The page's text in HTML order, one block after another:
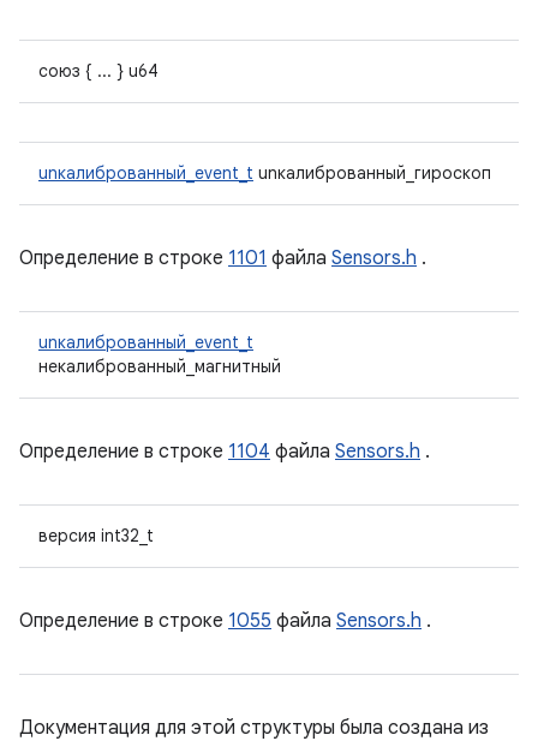
союз { ... } u64
unкалиброванный_event_t unкалиброванный_гироскоп
Определение в строке 1101 файла Sensors.h .
unкалиброванный_event_t
некалиброванный_магнитный
Определение в строке 1104 файла Sensors.h .
версия int32_t
Определение в строке 1055 файла Sensors.h .
Документация для этой структуры была создана из